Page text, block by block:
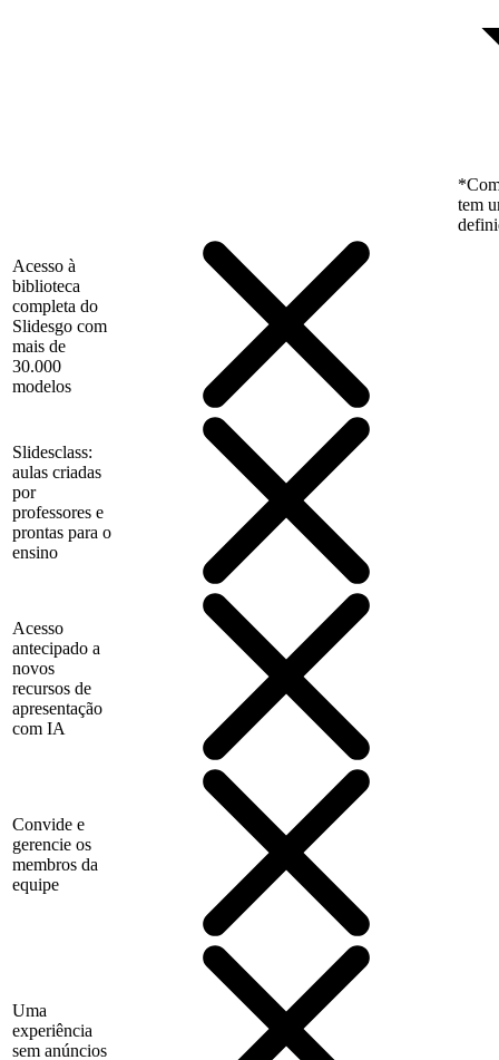
tem
Acesso à
biblioteca
completa do
Slidesgo com
mais de
30.000
modelos
Slidesclass:
aulas criadas
por
professores e
prontas para o
ensino
Acesso
antecipado a
novos
recursos de
apresentação
com IA
Convide e
gerencie os
membros da
equipe
Uma
experiência
sem anúncios